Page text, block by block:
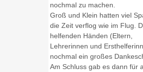
nochmal zu machen.
Groß und Klein hatten viel
die Zeit verflog wie im Flug.
helfenden Händen (Eltern,
Lehrerinnen und
nochmal ein großes
Am Schluss gab es dann für